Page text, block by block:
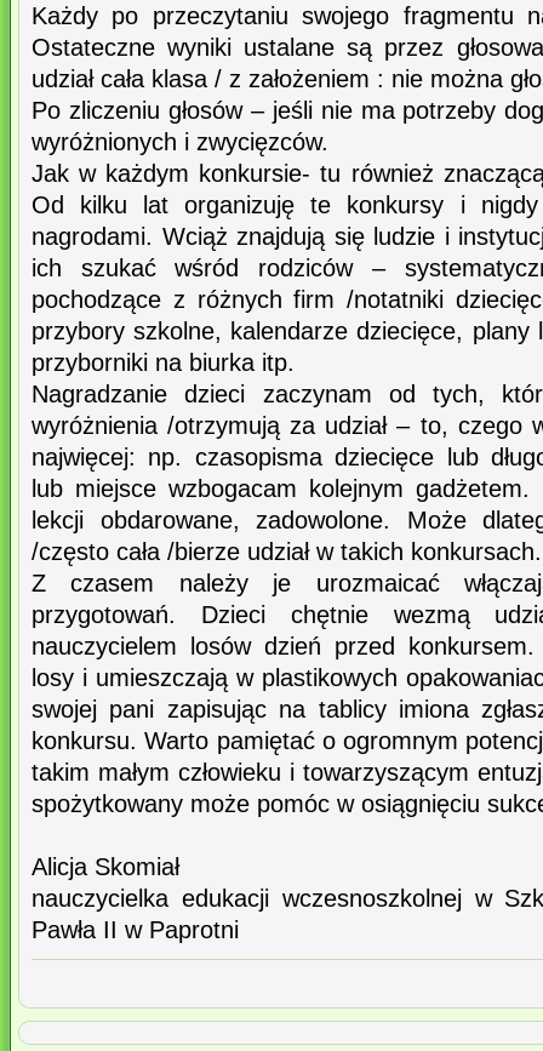
Każdy po przeczytaniu swojego fragmentu
Ostateczne wyniki ustalane są przez
udział cała klasa / z założeniem : nie można
Po zliczeniu głosów – jeśli nie ma potrzeby
wyróżnionych i zwycięzców.
Jak w każdym konkursie- tu również
Od kilku lat organizuję te konkursy i nigdy
nagrodami. Wciąż znajdują się ludzie i
ich szukać wśród rodziców –
pochodzące z różnych firm /notatniki
przybory szkolne, kalendarze dziecięce, plany
przyborniki na biurka itp.
Nagradzanie dzieci zaczynam od tych,
wyróżnienia /otrzymują za udział – to, czego
najwięcej: np. czasopisma dziecięce lub
lub miejsce wzbogacam kolejnym
lekcji obdarowane, zadowolone. Może
/często cała /bierze udział w takich konkursach.
Z czasem należy je urozmaicać
przygotowań. Dzieci chętnie wezmą
nauczycielem losów dzień przed
losy i umieszczają w plastikowych
swojej pani zapisując na tablicy imiona
konkursu. Warto pamiętać o ogromnym
takim małym człowieku i towarzyszącym
spożytkowany może pomóc w osiągnięciu
Alicja Skomiał
nauczycielka edukacji wczesnoszkolnej w
Pawła II w Paprotni